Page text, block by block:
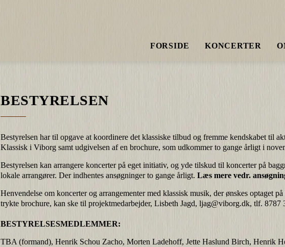
FORSIDE KONCERTER
BESTYRELSEN
Bestyrelsen har til opgave at koordinere det klassiske tilbud og fremme kendskabet til
Klassisk i Viborg samt udgivelsen af en brochure, som udkommer to gange årligt i
Bestyrelsen kan arrangere koncerter på eget initiativ, og yde tilskud til koncerter på
lokale arrangører. Der indhentes ansøgninger to gange årligt. Læs mere vedr.
Henvendelse om koncerter og arrangementer med klassisk musik, der ønskes optaget
trykte brochure, kan ske til projektmedarbejder, Lisbeth Jagd, ljag@viborg.dk, tlf. 8787
BESTYRELSESMEDLEMMER:
TBA (formand), Henrik Schou Zacho, Morten Ladehoff, Jette Haslund Birch, Henrik